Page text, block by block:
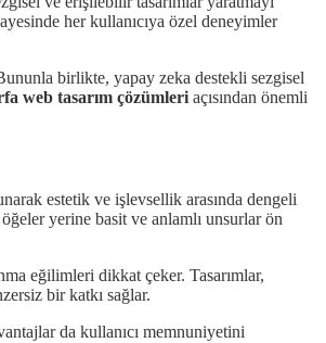
her kullanıcıya özel deneyimler
birlikte, yapay zeka destekli sezgisel
web tasarım çözümleri açısından önemli
estetik ve işlevsellik arasında dengeli
yerine basit ve anlamlı unsurlar ön
eğilimleri dikkat çeker. Tasarımlar,
bir katkı sağlar.
da kullanıcı memnuniyetini